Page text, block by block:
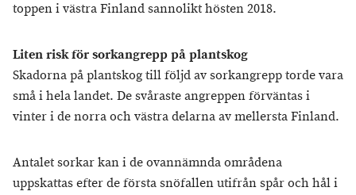
toppen i västra Finland sannolikt hösten 2018.
Liten risk för sorkangrepp på plantskog
Skadorna på plantskog till följd av sorkangrepp torde vara
små i hela landet. De svåraste angreppen förväntas i
vinter i de norra och västra delarna av mellersta Finland.
Antalet sorkar kan i de ovannämnda områdena
uppskattas efter de första snöfallen utifrån spår och hål i